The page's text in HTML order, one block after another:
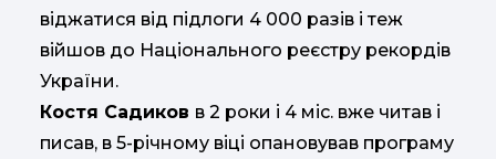
віджатися від підлоги 4 000 разів і теж
війшов до Національного реєстру рекордів
України.
Костя Садиков в 2 роки і 4 міс. вже читав і
писав, в 5-річному віці опановував програму